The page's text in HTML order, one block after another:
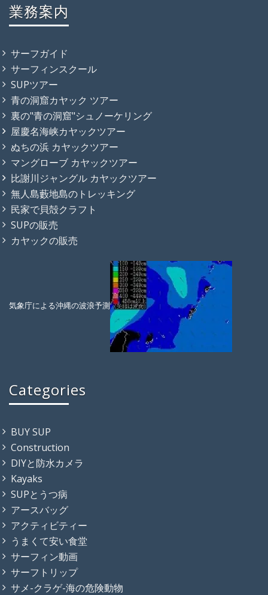
業務案内
サーフガイド
サーフィンスクール
SUPツアー
青の洞窟カヤック ツアー
裏の"青の洞窟"シュノーケリング
屋慶名海峡カヤックツアー
ぬちの浜 カヤックツアー
マングローブ カヤックツアー
比謝川ジャングル カヤックツアー
無人島藪地島のトレッキング
民家で貝殻クラフト
SUPの販売
カヤックの販売
気象庁による沖縄の波浪予測
Categories
BUY SUP
Construction
DIYと防水カメラ
Kayaks
SUPとうつ病
アースバッグ
アクティビティー
うまくて安い食堂
サーフィン動画
サーフトリップ
サメ-クラゲ-海の危険動物